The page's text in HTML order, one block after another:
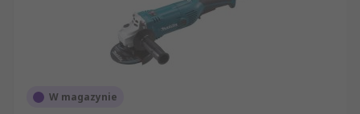
W magazynie